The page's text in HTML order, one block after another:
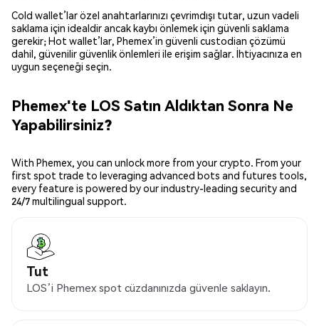
Cold wallet’lar özel anahtarlarınızı çevrimdışı tutar, uzun vadeli
saklama için idealdir ancak kaybı önlemek için güvenli saklama
gerekir; Hot wallet’lar, Phemex’in güvenli custodian çözümü
dahil, güvenilir güvenlik önlemleri ile erişim sağlar. İhtiyacınıza en
uygun seçeneği seçin.
Phemex'te LOS Satın Aldıktan Sonra Ne
Yapabilirsiniz?
With Phemex, you can unlock more from your crypto. From your
first spot trade to leveraging advanced bots and futures tools,
every feature is powered by our industry-leading security and
24/7 multilingual support.
Tut
LOS’i Phemex spot cüzdanınızda güvenle saklayın.